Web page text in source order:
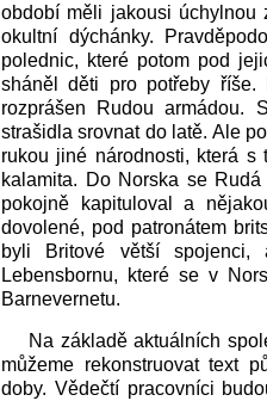
období měli jakousi úchylnou
okultní dýchánky.
polednic, které potom pod
sháněl děti pro potřeby
rozprášen Rudou armádou.
strašidla srovnat do latě. Ale
rukou jiné národnosti, která s
kalamita. Do Norska se
pokojně kapituloval a
dovolené, pod patronátem
byli Britové větší
Lebensbornu, které se v
Barnevernetu.
Na základě aktuálních
můžeme rekonstruovat text
doby. Vědečtí pracovníci